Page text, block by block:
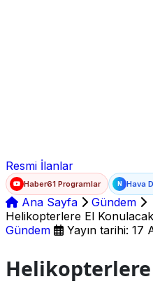
Resmi İlanlar
Haber61 Programlar N Hava
Ana Sayfa
Gündem
Helikopterlere El Konulacak
Gündem
Yayın tarihi: 17